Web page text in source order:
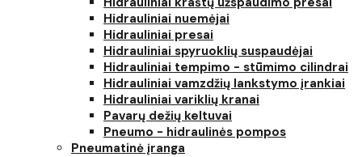
Hidrauliniai nuemėjai
Hidrauliniai presai
Hidrauliniai spyruoklių suspaudėjai
Hidrauliniai tempimo - stūmimo cilindrai
Hidrauliniai vamzdžių lankstymo įrankiai
Hidrauliniai variklių kranai
Pavarų dežių keltuvai
Pneumo - hidraulinės pompos
Pneumatinė įranga